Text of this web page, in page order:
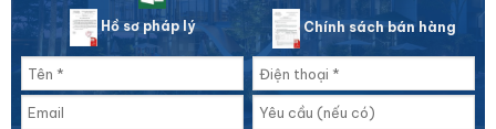
Hồ sơ pháp lý Chính sách bán hàng